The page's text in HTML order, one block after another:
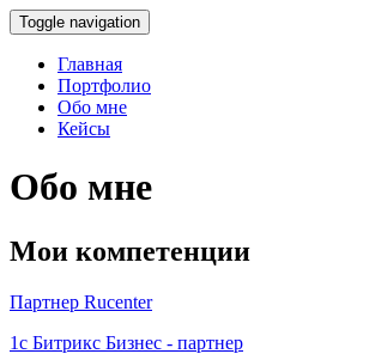
Toggle navigation
Главная
Портфолио
Обо мне
Кейсы
Обо мне
Мои компетенции
Партнер Rucenter
1c Битрикс Бизнес - партнер